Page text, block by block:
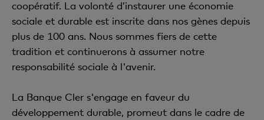
coopératif. La volonté d’instaurer une économie
sociale et durable est inscrite dans nos gènes depuis
plus de 100 ans. Nous sommes fiers de cette
tradition et continuerons à assumer notre
responsabilité sociale à l'avenir.
La Banque Cler s'engage en faveur du
développement durable, promeut dans le cadre de